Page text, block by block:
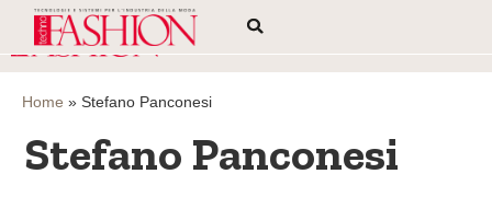
Home » Stefano Panconesi
Stefano Panconesi